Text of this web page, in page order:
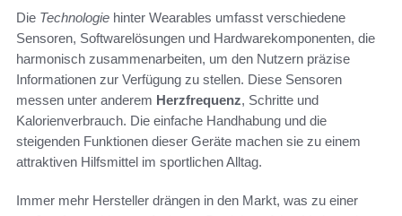
Die Technologie hinter Wearables umfasst verschiedene
Sensoren, Softwarelösungen und Hardwarekomponenten, die
harmonisch zusammenarbeiten, um den Nutzern präzise
Informationen zur Verfügung zu stellen. Diese Sensoren
messen unter anderem Herzfrequenz, Schritte und
Kalorienverbrauch. Die einfache Handhabung und die
steigenden Funktionen dieser Geräte machen sie zu einem
attraktiven Hilfsmittel im sportlichen Alltag.
Immer mehr Hersteller drängen in den Markt, was zu einer